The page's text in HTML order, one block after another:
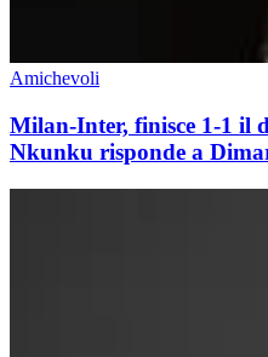
Amichevoli
Milan-Inter, finisce 1-1 il
Nkunku risponde a